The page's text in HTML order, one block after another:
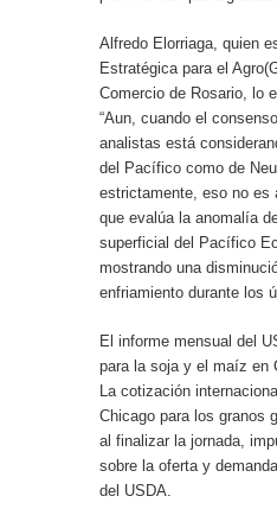
Alfredo Elorriaga, quien
Estratégica para el
Comercio de Rosario, lo
“Aun, cuando el
analistas está
del Pacífico como de
estrictamente, eso no es
que evalúa la anomalía
superficial del Pacífico
mostrando una
enfriamiento durante los
El informe mensual del
para la soja y el maíz en
La cotización
Chicago para los granos
al finalizar la jornada,
sobre la oferta y
del USDA.